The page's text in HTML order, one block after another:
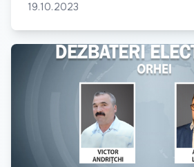
19.10.2023